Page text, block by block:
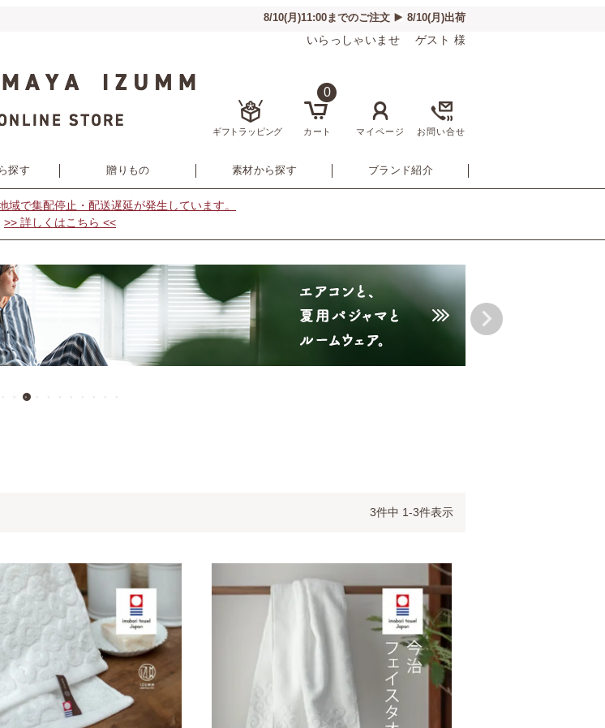
いらっしゃいませ ゲスト 様
ギフトラッピング
0
カート マイページ お問い合せ
探す 贈りもの 素材から探す ブランド紹介
域で集配停止・配送遅延が発生しています。
>> 詳しくはこちら <<
3件中 1-3件表示